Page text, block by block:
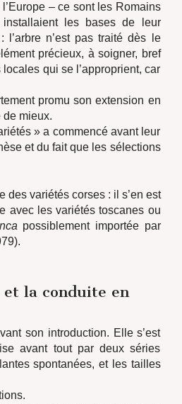
– ce sont les Romains
les bases de leur
l’arbre n’est pas traité dès le
précieux, à soigner, bref
qui se l’approprient, car
promu son extension en
de mieux.
» a commencé avant leur
et du fait que les sélections
des variétés corses : il s’en est
avec les variétés toscanes ou
possiblement importée par
la conduite en
son introduction. Elle s’est
avant tout par deux séries
spontanées, et les tailles